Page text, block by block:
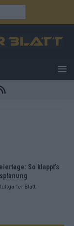
So klappt’s
Blatt